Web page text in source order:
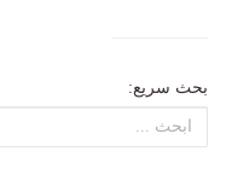
بحث سريع: